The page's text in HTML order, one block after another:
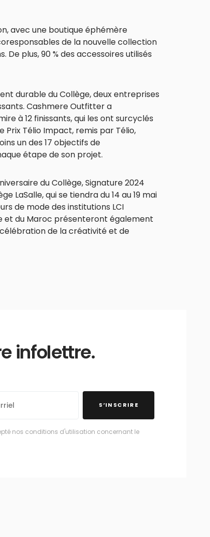
avec une boutique éphémère
de la nouvelle collection
De plus, 90 % des accessoires utilisés
durable du Collège, deux entreprises
Cashmere Outfitter a
à 12 finissants, qui les ont surcyclés
Prix Télio Impact, remis par Télio,
un des 17 objectifs de
étape de son projet.
du Collège, Signature 2024
LaSalle, qui se tiendra du 14 au 19 mai
de mode des institutions LCI
et du Maroc présenteront également
de la créativité et de
infolettre.
S’INSCRIRE
nos conditions d'utilisation concernant le